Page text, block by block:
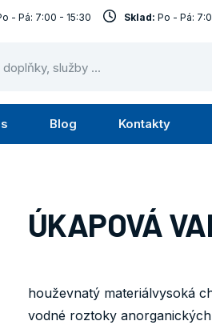
Submenu
Blog Kontakty
- Pá: 7:00 - 15:30 Sklad: Po - Pá:
ÚKAPOVÁ
houževnatý materiálvysoká
vodné roztoky